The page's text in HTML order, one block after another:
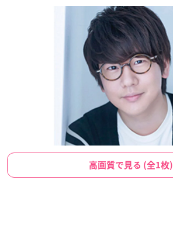
高画質で見る (全1枚)